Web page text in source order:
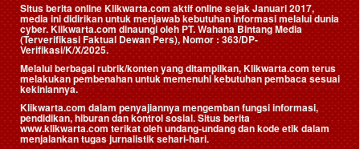
Situs berita online Klikwarta.com aktif online sejak Januari 2017,
media ini didirikan untuk menjawab kebutuhan informasi melalui dunia
cyber. Klikwarta.com dinaungi oleh PT. Wahana Bintang Media
(Terverifikasi Faktual Dewan Pers), Nomor : 363/DP-
Verifikasi/K/X/2025.
Melalui berbagai rubrik/konten yang ditampilkan, Klikwarta.com terus
melakukan pembenahan untuk memenuhi kebutuhan pembaca sesuai
kekiniannya.
Klikwarta.com dalam penyajiannya mengemban fungsi informasi,
pendidikan, hiburan dan kontrol sosial. Situs berita
www.klikwarta.com terikat oleh undang-undang dan kode etik dalam
menjalankan tugas jurnalistik sehari-hari.